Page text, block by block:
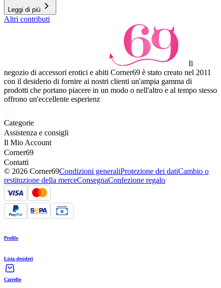
Leggi di più
Altri contributi
Il
negozio di accessori erotici e abiti Corner69 è stato creato nel 2011
con il desiderio di fornire ai nostri clienti un'ampia gamma di
prodotti che portano piacere in un modo o nell'altro e al tempo stesso
offrono un'eccellente esperienz
Categorie
Assistenza e consigli
Il Mio Account
Corner69
Contatti
© 2026 Corner69Condizioni generaliProtezione dei datiCambio o
restituzione della merceConsegnaConfezione regalo
Profilo
Lista desideri
Carrello